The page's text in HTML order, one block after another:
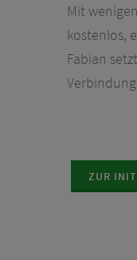
Mit
kostenlos,
Fabian
ZUR